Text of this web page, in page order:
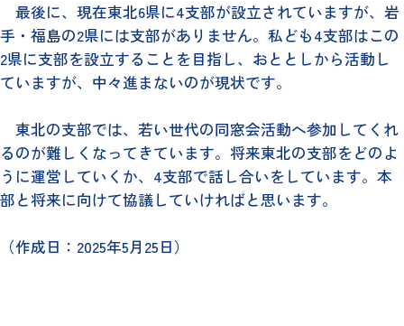
最後に、現在東北6県に4支部が設立されていますが、岩
手・福島の2県には支部がありません。私ども4支部はこの
2県に支部を設立することを目指し、おととしから活動し
ていますが、中々進まないのが現状です。
東北の支部では、若い世代の同窓会活動へ参加してくれ
るのが難しくなってきています。将来東北の支部をどのよ
うに運営していくか、4支部で話し合いをしています。本
部と将来に向けて協議していければと思います。
（作成日：2025年5月25日）